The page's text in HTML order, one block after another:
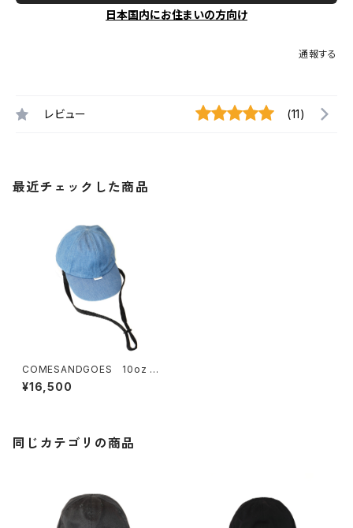
日本国内にお住まいの方向け
通報する
レビュー (11)
最近チェックした商品
COMESANDGOES 10oz D
ENIM CAP あご紐付き (Ligh
t blue)
¥16,500
同じカテゴリの商品